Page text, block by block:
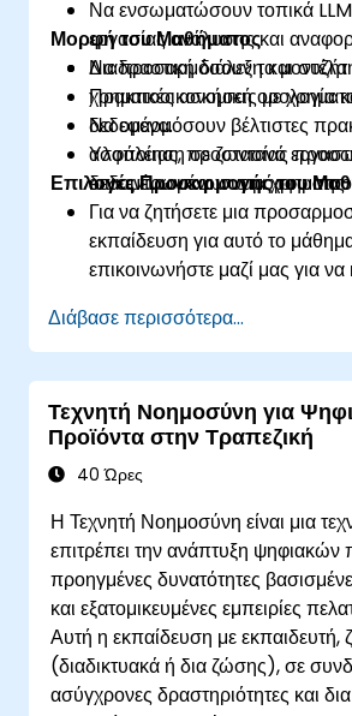
Να ενσωματώσουν τοπικά
εργασίας ανάλυσης και
Να προσαρμόσουν τα μοντέλα
χρηματοοικονομική ορολογία
Να εφαρμόσουν βέλτιστες
ασφάλειας, προστασίας
δεδομένων και συμμόρφωσης.
Μορφή του Μαθήματος
Διαδραστική διάλεξη και
Πρακτικές ασκήσεις με
δεδομένα.
Υλοποίηση σε ζωντανό
επικεντρωμένων στα
Επιλογές Προσαρμογής του
Για να ζητήσετε μια
εκπαίδευση για αυτό το
επικοινωνήστε μαζί μας για
Διάβασε περισσότερα...
Τεχνητή Νοημοσύνη για
Προϊόντα στην Τραπεζική
40 Ώρες
Η Τεχνητή Νοημοσύνη είναι μια
επιτρέπει την ανάπτυξη ψηφιακών
προηγμένες δυνατότητες
και εξατομικευμένες εμπειρίες
Αυτή η εκπαίδευση με εκπαιδευτή,
(διαδικτυακά ή δια ζώσης), σε
ασύγχρονες δραστηριότητες και